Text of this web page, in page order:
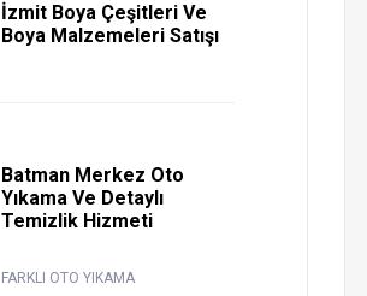
İzmit Boya Çeşitleri Ve
Boya Malzemeleri Satışı
Batman Merkez Oto
Yıkama Ve Detaylı
Temizlik Hizmeti
FARKLI OTO YIKAMA